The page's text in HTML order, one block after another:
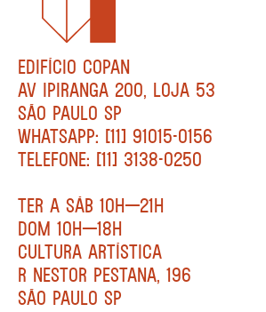
EDIFÍCIO COPAN
AV IPIRANGA 200, LOJA 53
SÃO PAULO SP
WHATSAPP: [11] 91015-0156
TELEFONE: [11] 3138-0250
TER A SÁB 10H—21H
DOM 10H—18H
CULTURA ARTÍSTICA
R NESTOR PESTANA, 196
SÃO PAULO SP